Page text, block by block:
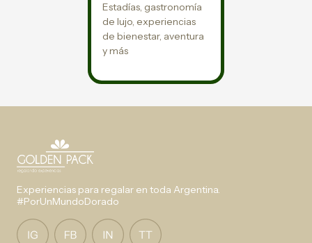
Estadías, gastronomía
de lujo, experiencias
de bienestar, aventura
y más
Experiencias para regalar en toda Argentina.
#PorUnMundoDorado